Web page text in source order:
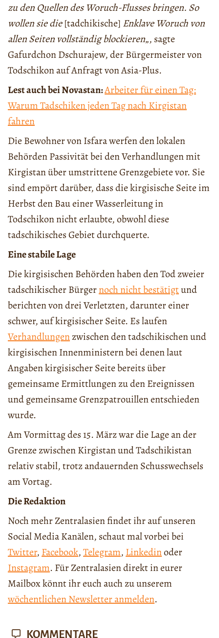
zu den Quellen des Woruch-Flusses bringen. So
wollen sie die[tadchikische] Enklave Woruch von
allen Seiten vollständig blockieren„, sagte
Gafurdchon Dschurajew, der Bürgermeister von
Todschikon auf Anfragt von Asia-Plus.
Lest auch bei Novastan:Arbeiter für einen Tag:
Warum Tadschiken jeden Tag nach Kirgistan
fahren
Die Bewohner von Isfara werfen den lokalen
Behörden Passivität bei den Verhandlungen mit
Kirgistan über umstrittene Grenzgebiete vor. Sie
sind empört darüber, dass die kirgisische Seite im
Herbst den Bau einer Wasserleitung in
Todschikon nicht erlaubte, obwohl diese
tadschikisches Gebiet durchquerte.
Eine stabile Lage
Die kirgisischen Behörden haben den Tod zweier
tadschikischer Bürgernoch nicht bestätigtund
berichten von drei Verletzten, darunter einer
schwer, auf kirgisischer Seite. Es laufen
Verhandlungenzwischen den tadschikischen und
kirgisischen Innenministern bei denen laut
Angaben kirgisischer Seite bereits über
gemeinsame Ermittlungen zu den Ereignissen
und gemeinsame Grenzpatrouillen entschieden
wurde.
Am Vormittag des 15. März war die Lage an der
Grenze zwischen Kirgistan und Tadschikistan
relativ stabil, trotz andauernden Schusswechsels
am Vortag.
Die Redaktion
Noch mehr Zentralasien findet ihr auf unseren
Social Media Kanälen, schaut mal vorbei bei
Twitter, Facebook,Telegram, Linkedinoder
Instagram. Für Zentralasien direkt in eurer
Mailbox könnt ihr euch auch zu unserem
wöchentlichen Newsletter anmelden.
KOMMENTARE